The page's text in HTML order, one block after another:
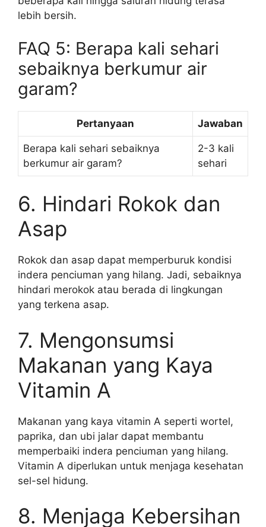
lebih bersih.
FAQ 5: Berapa kali sehari
sebaiknya berkumur air
garam?
Pertanyaan Jawaban
Berapa kali sehari sebaiknya
berkumur air garam?
2-3 kali
sehari
6. Hindari Rokok dan
Asap
Rokok dan asap dapat memperburuk kondisi
indera penciuman yang hilang. Jadi, sebaiknya
hindari merokok atau berada di lingkungan
yang terkena asap.
7. Mengonsumsi
Makanan yang Kaya
Vitamin A
Makanan yang kaya vitamin A seperti wortel,
paprika, dan ubi jalar dapat membantu
memperbaiki indera penciuman yang hilang.
Vitamin A diperlukan untuk menjaga kesehatan
sel-sel hidung.
8. Menjaga Kebersihan